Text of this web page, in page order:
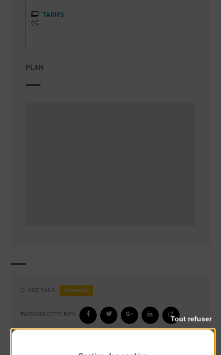
TARIFS
5€
PLAN
CLASSÉ DANS : Animation
PARTAGER CETTE INFO :
Tout refuser